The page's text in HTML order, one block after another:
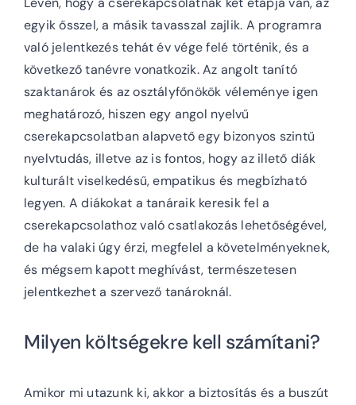
egyik ősszel, a másik tavasszal zajlik. A programra
való jelentkezés tehát év vége felé történik, és a
következő tanévre vonatkozik. Az angolt tanító
szaktanárok és az osztályfőnökök véleménye igen
meghatározó, hiszen egy angol nyelvű
cserekapcsolatban alapvető egy bizonyos szintű
nyelvtudás, illetve az is fontos, hogy az illető diák
kulturált viselkedésű, empatikus és megbízható
legyen. A diákokat a tanáraik keresik fel a
cserekapcsolathoz való csatlakozás lehetőségével,
de ha valaki úgy érzi, megfelel a követelményeknek,
és mégsem kapott meghívást, természetesen
jelentkezhet a szervező tanároknál.
Milyen költségekre kell számítani?
Amikor mi utazunk ki, akkor a biztosítás és a buszút